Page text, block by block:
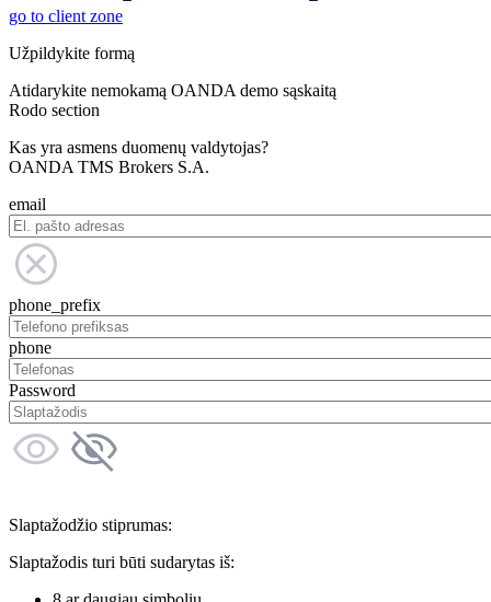
go to client zone
Užpildykite formą
Atidarykite nemokamą OANDA demo sąskaitą
Rodo section
Kas yra asmens duomenų valdytojas?
OANDA TMS Brokers S.A.
email
phone_prefix
phone
Password
Slaptažodžio stiprumas:
Slaptažodis turi būti sudarytas iš: